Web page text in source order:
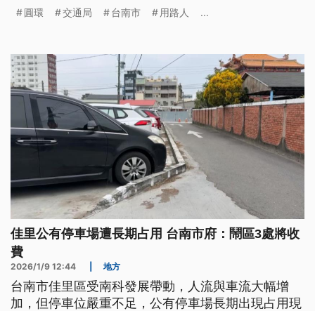
線，用路人養成習慣應可化解問題。
圓環 交通局 台南市 用路人 ...
佳里公有停車場遭長期占用 台南市府：鬧區3處將收
費
2026/1/9 12:44 地方
台南市佳里區受南科發展帶動，人流與車流大幅增
加，但停車位嚴重不足，公有停車場長期出現占用現